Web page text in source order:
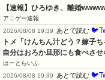
【速報】ひろゆき、離婚
アニゲー速報
2026/08/08 19:39
あとで読む
トメ「けんちん汁どう？嫁子
自分はおろか旦那にも食べさ
はーとらいふ
2026/08/08 19:39
あとで読む